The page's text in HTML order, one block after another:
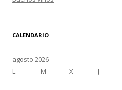
CALENDARIO
agosto 2026
L
M X J